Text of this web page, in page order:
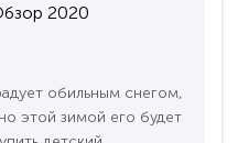
2020
обильным снегом,
этой зимой его будет